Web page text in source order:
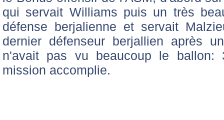
qui servait Williams puis un très
défense berjalienne et servait
dernier défenseur berjallien après
n'avait pas vu beaucoup le ballon:
mission accomplie.